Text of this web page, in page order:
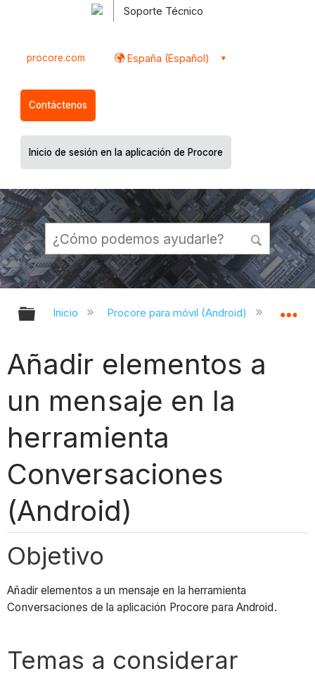
Soporte Técnico
procore.com España (Español)
Contáctenos
Inicio de sesión en la aplicación de Procore
Expandir/contraer jerarquía global
Inicio Procore para móvil (Android)
Añadir elementos a
un mensaje en la
herramienta
Conversaciones
(Android)
Objetivo
Añadir elementos a un mensaje en la herramienta
Conversaciones de la aplicación Procore para Android.
Temas a considerar